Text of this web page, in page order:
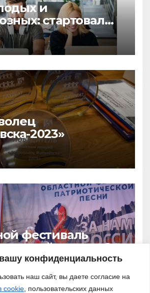
конфиденциальность
наш сайт, вы даете согласие на
cookie , пользовательских данных
и
стартовал
на участие в
«Ты
2023»
фестиваль
песни «За